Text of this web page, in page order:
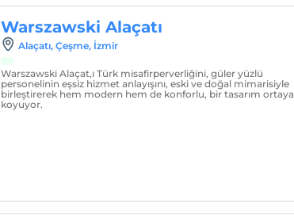
Warszawski Alaçatı
Alaçatı, Çeşme, İzmir
Warszawski Alaçat,ı Türk misafirperverliğini, güler yüzlü
personelinin eşsiz hizmet anlayışını, eski ve doğal mimarisiyle
birleştirerek hem modern hem de konforlu, bir tasarım ortaya
koyuyor.